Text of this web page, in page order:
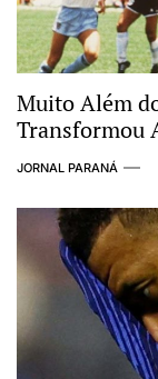
Muito Além
Transformou
Maiores
JORNAL PARANÁ